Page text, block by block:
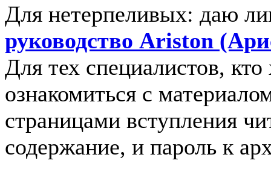
Для нетерпеливых: даю
руководство Ariston
Для тех специалистов,
ознакомиться с
страницами вступления
содержание, и пароль к